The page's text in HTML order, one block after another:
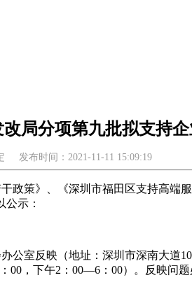
局分项第九批拟支持
发布时间：2021-11-11 15:09:19
策》、《深圳市福田区支持高端
示：
室反映（地址：深圳市深南大道
00，下午2：00—6：00）。反映问